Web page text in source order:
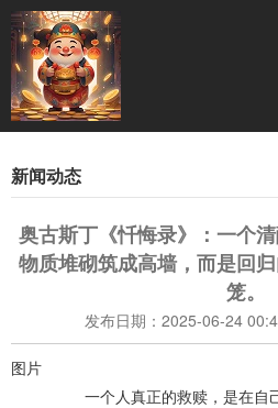
新闻动态
奥古斯丁《忏悔录》：一个
物质堆砌筑成高墙，而是回
笼。
发布日期：2025-06-24
图片
一个人真正的救赎，是在自